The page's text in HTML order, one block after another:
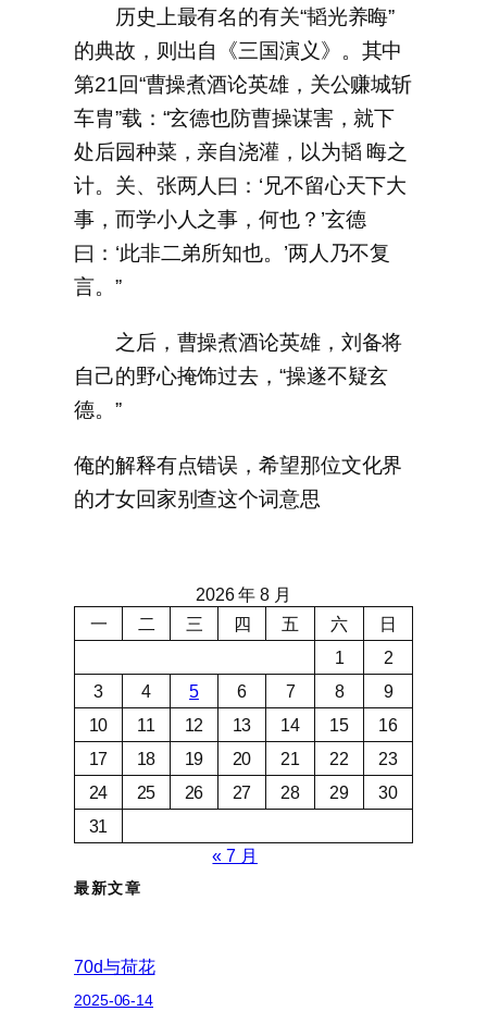
历史上最有名的有关“韬光养晦”
的典故，则出自《三国演义》。其中
第21回“曹操煮酒论英雄，关公赚城斩
车胄”载：“玄德也防曹操谋害，就下
处后园种菜，亲自浇灌，以为韬 晦之
计。关、张两人曰：‘兄不留心天下大
事，而学小人之事，何也？’玄德
曰：‘此非二弟所知也。’两人乃不复
言。”
之后，曹操煮酒论英雄，刘备将
自己的野心掩饰过去，“操遂不疑玄
德。”
俺的解释有点错误，希望那位文化界
的才女回家别查这个词意思
2026 年 8 月
一
二 三 四 五 六
日
1
2
3
4 5 6 7 8
9
10
11 12 13 14 15
16
17
18 19 20 21 22
23
24
25 26 27 28 29
30
31
« 7 月
最新文章
70d与荷花
2025-06-14